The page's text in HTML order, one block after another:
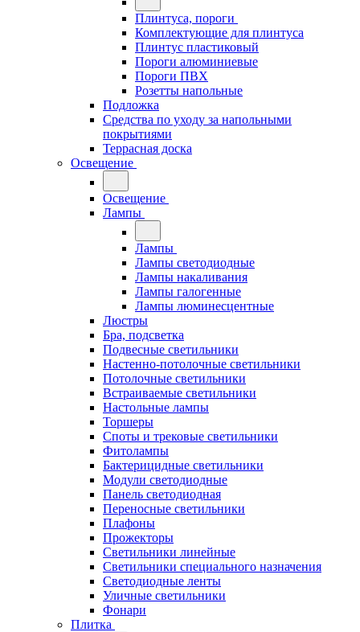
Плинтуса, пороги
Комплектующие для плинтуса
Плинтус пластиковый
Пороги алюминиевые
Пороги ПВХ
Розетты напольные
Подложка
Средства по уходу за напольными
покрытиями
Террасная доска
Освещение
Освещение
Лампы
Лампы
Лампы светодиодные
Лампы накаливания
Лампы галогенные
Лампы люминесцентные
Люстры
Бра, подсветка
Подвесные светильники
Настенно-потолочные светильники
Потолочные светильники
Встраиваемые светильники
Настольные лампы
Торшеры
Споты и трековые светильники
Фитолампы
Бактерицидные светильники
Модули светодиодные
Панель светодиодная
Переносные светильники
Плафоны
Прожекторы
Светильники линейные
Светильники специального назначения
Светодиодные ленты
Уличные светильники
Фонари
Плитка